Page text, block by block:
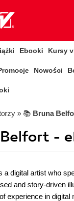
Ebooki Kursy
Nowości
» 📚 Bruna
-
a digital artist who
and story-driven
experience in digital